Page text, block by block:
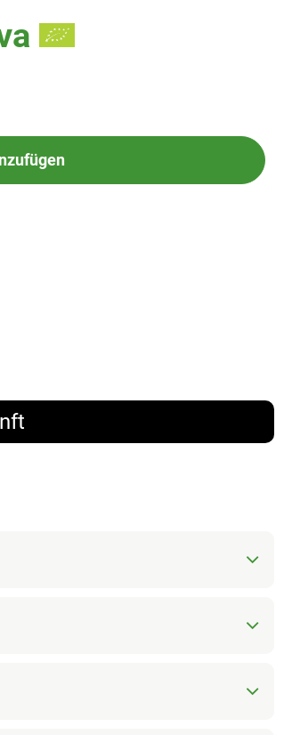
Produkt zum Warenkorb hinzufügen